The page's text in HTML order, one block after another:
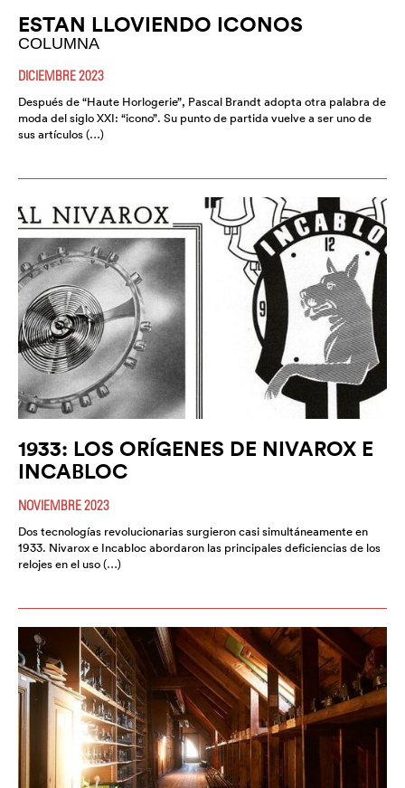
ESTAN LLOVIENDO ICONOS
COLUMNA
DICIEMBRE 2023
Después de “Haute Horlogerie”, Pascal Brandt adopta otra palabra de
moda del siglo XXI: “icono”. Su punto de partida vuelve a ser uno de
sus artículos (…)
1933: LOS ORÍGENES DE NIVAROX E
INCABLOC
NOVIEMBRE 2023
Dos tecnologías revolucionarias surgieron casi simultáneamente en
1933. Nivarox e Incabloc abordaron las principales deficiencias de los
relojes en el uso (…)